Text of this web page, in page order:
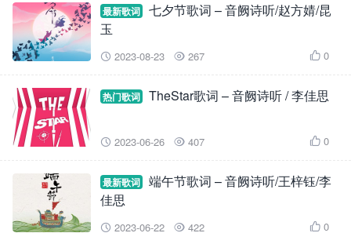
最新歌词
七夕节歌词 – 音阙诗听/赵方婧/昆
玉
 2023-08-23  267  0
热门歌词 TheStar歌词 – 音阙诗听 / 李佳思
 2023-06-26  407  0
最新歌词
端午节歌词 – 音阙诗听/王梓钰/李
佳思
 2023-06-22  422  0